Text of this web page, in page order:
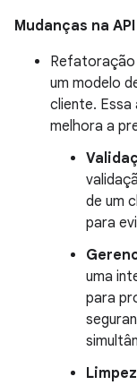
Mudanças na API
um modelo
cliente. Essa
melhora a
de um
para
uma
para